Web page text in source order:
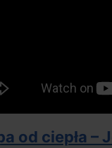
od ciepła –